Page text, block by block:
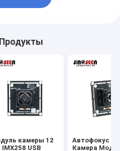
камеры 12
USB
Автофокус
Камера